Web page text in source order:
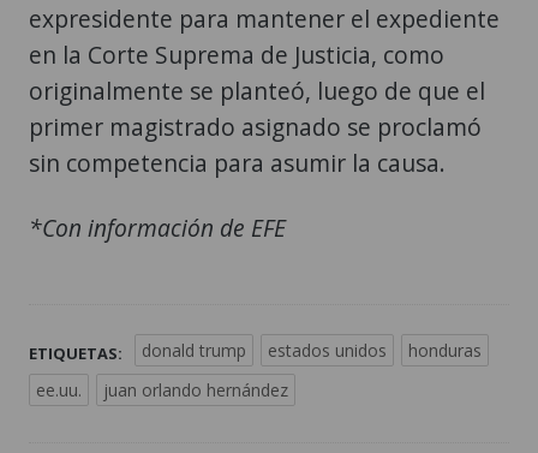
expresidente para mantener el expediente
en la Corte Suprema de Justicia, como
originalmente se planteó, luego de que el
primer magistrado asignado se proclamó
sin competencia para asumir la causa.
*Con información de EFE
ETIQUETAS: donald trump estados unidos
honduras
ee.uu.
juan orlando hernández